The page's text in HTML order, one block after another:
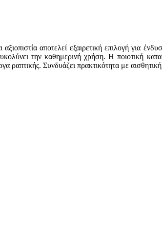
αποτελεί εξαιρετική επιλογή για
την καθημερινή χρήση. Η ποιοτική
ραπτικής. Συνδυάζει πρακτικότητα με